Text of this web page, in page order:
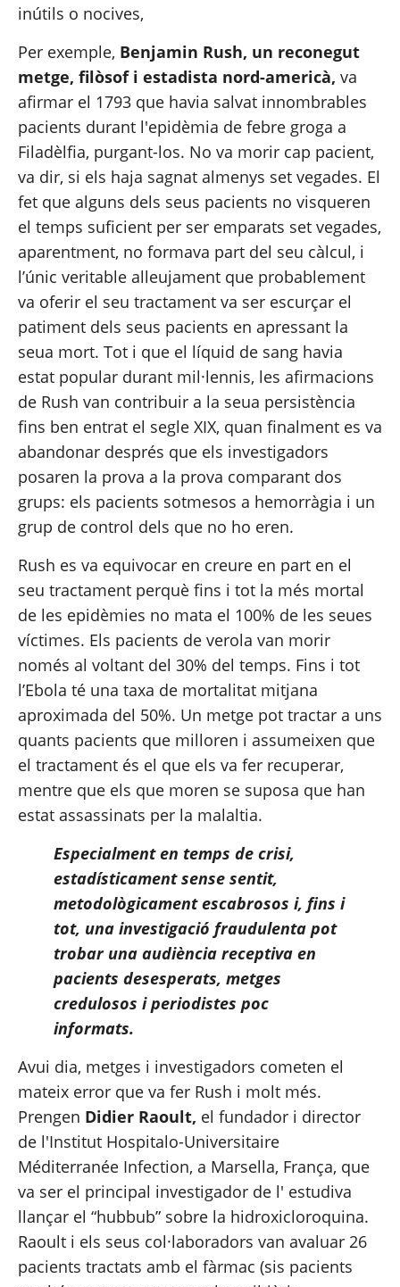
inútils o nocives,
Per exemple, Benjamin Rush, un reconegut
metge, filòsof i estadista nord-americà, va
afirmar el 1793 que havia salvat innombrables
pacients durant l'epidèmia de febre groga a
Filadèlfia, purgant-los. No va morir cap pacient,
va dir, si els haja sagnat almenys set vegades. El
fet que alguns dels seus pacients no visqueren
el temps suficient per ser emparats set vegades,
aparentment, no formava part del seu càlcul, i
l’únic veritable alleujament que probablement
va oferir el seu tractament va ser escurçar el
patiment dels seus pacients en apressant la
seua mort. Tot i que el líquid de sang havia
estat popular durant mil·lennis, les afirmacions
de Rush van contribuir a la seua persistència
fins ben entrat el segle XIX, quan finalment es va
abandonar després que els investigadors
posaren la prova a la prova comparant dos
grups: els pacients sotmesos a hemorràgia i un
grup de control dels que no ho eren.
Rush es va equivocar en creure en part en el
seu tractament perquè fins i tot la més mortal
de les epidèmies no mata el 100% de les seues
víctimes. Els pacients de verola van morir
només al voltant del 30% del temps. Fins i tot
l’Ebola té una taxa de mortalitat mitjana
aproximada del 50%. Un metge pot tractar a uns
quants pacients que milloren i assumeixen que
el tractament és el que els va fer recuperar,
mentre que els que moren se suposa que han
estat assassinats per la malaltia.
Especialment en temps de crisi,
estadísticament sense sentit,
metodològicament escabrosos i, fins i
tot, una investigació fraudulenta pot
trobar una audiència receptiva en
pacients desesperats, metges
credulosos i periodistes poc
informats.
Avui dia, metges i investigadors cometen el
mateix error que va fer Rush i molt més.
Prengen Didier Raoult, el fundador i director
de l'Institut Hospitalo-Universitaire
Méditerranée Infection, a Marsella, França, que
va ser el principal investigador de l' estudiva
llançar el “hubbub” sobre la hidroxicloroquina.
Raoult i els seus col·laboradors van avaluar 26
pacients tractats amb el fàrmac (sis pacients